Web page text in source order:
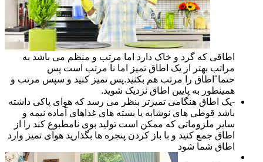
اطاقی که گرد و خاک دارد اما مرتب و منظم می باشد به
مراتب بهتر از یک اطاق تمیز اما نا مرتب است پس
حتما"اطاق را مرتب هم بکنید.پس تمیز کنید و سپس مرتب و
همینطور به پایین اطاق نزدیک شوید.
-یک اطاق هنگامی تمیزتر بنظر می رسد که هوای پاکی داشته
باشد قوطی های نوشابه یا بسته های غذاهای آماده نیمه و
سایر ملزوماتی که ممکن است تولید بوی نامطبوع کند را از
اطاق جمع کنید و با باز کردن پنجره ها بگذارید هوای تمیز وارد
اطاق شما شود